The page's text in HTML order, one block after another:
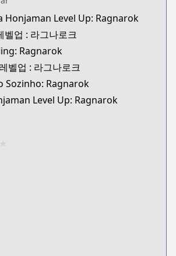
Honjaman Level Up: Ragnarok
벨업 : 라그나로크
Ragnarok
벨업 : 라그나로크
Sozinho: Ragnarok
Level Up: Ragnarok